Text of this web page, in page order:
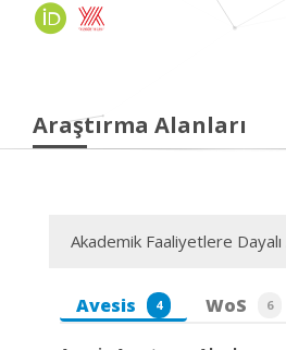
Araştırma Alanları
Akademik Faaliyetlere Dayalı
Avesis 4 WoS 6